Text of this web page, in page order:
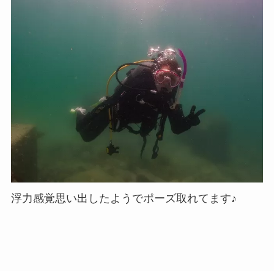
浮力感覚思い出したようでポーズ取れてます♪